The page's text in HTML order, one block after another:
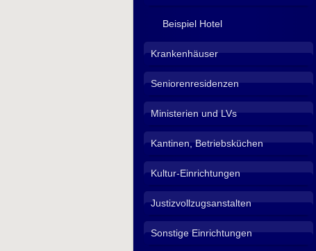
Beispiel Hotel
Krankenhäuser
Seniorenresidenzen
Ministerien und LVs
Kantinen, Betriebsküchen
Kultur-Einrichtungen
Justizvollzugsanstalten
Sonstige Einrichtungen